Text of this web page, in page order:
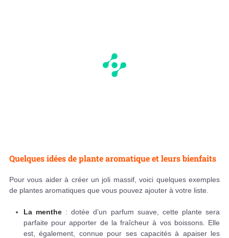
Quelques idées de plante aromatique et leurs bienfaits
Pour vous aider à créer un joli massif, voici quelques exemples
de plantes aromatiques que vous pouvez ajouter à votre liste.
La menthe : dotée d’un parfum suave, cette plante sera
parfaite pour apporter de la fraîcheur à vos boissons. Elle
est, également, connue pour ses capacités à apaiser les